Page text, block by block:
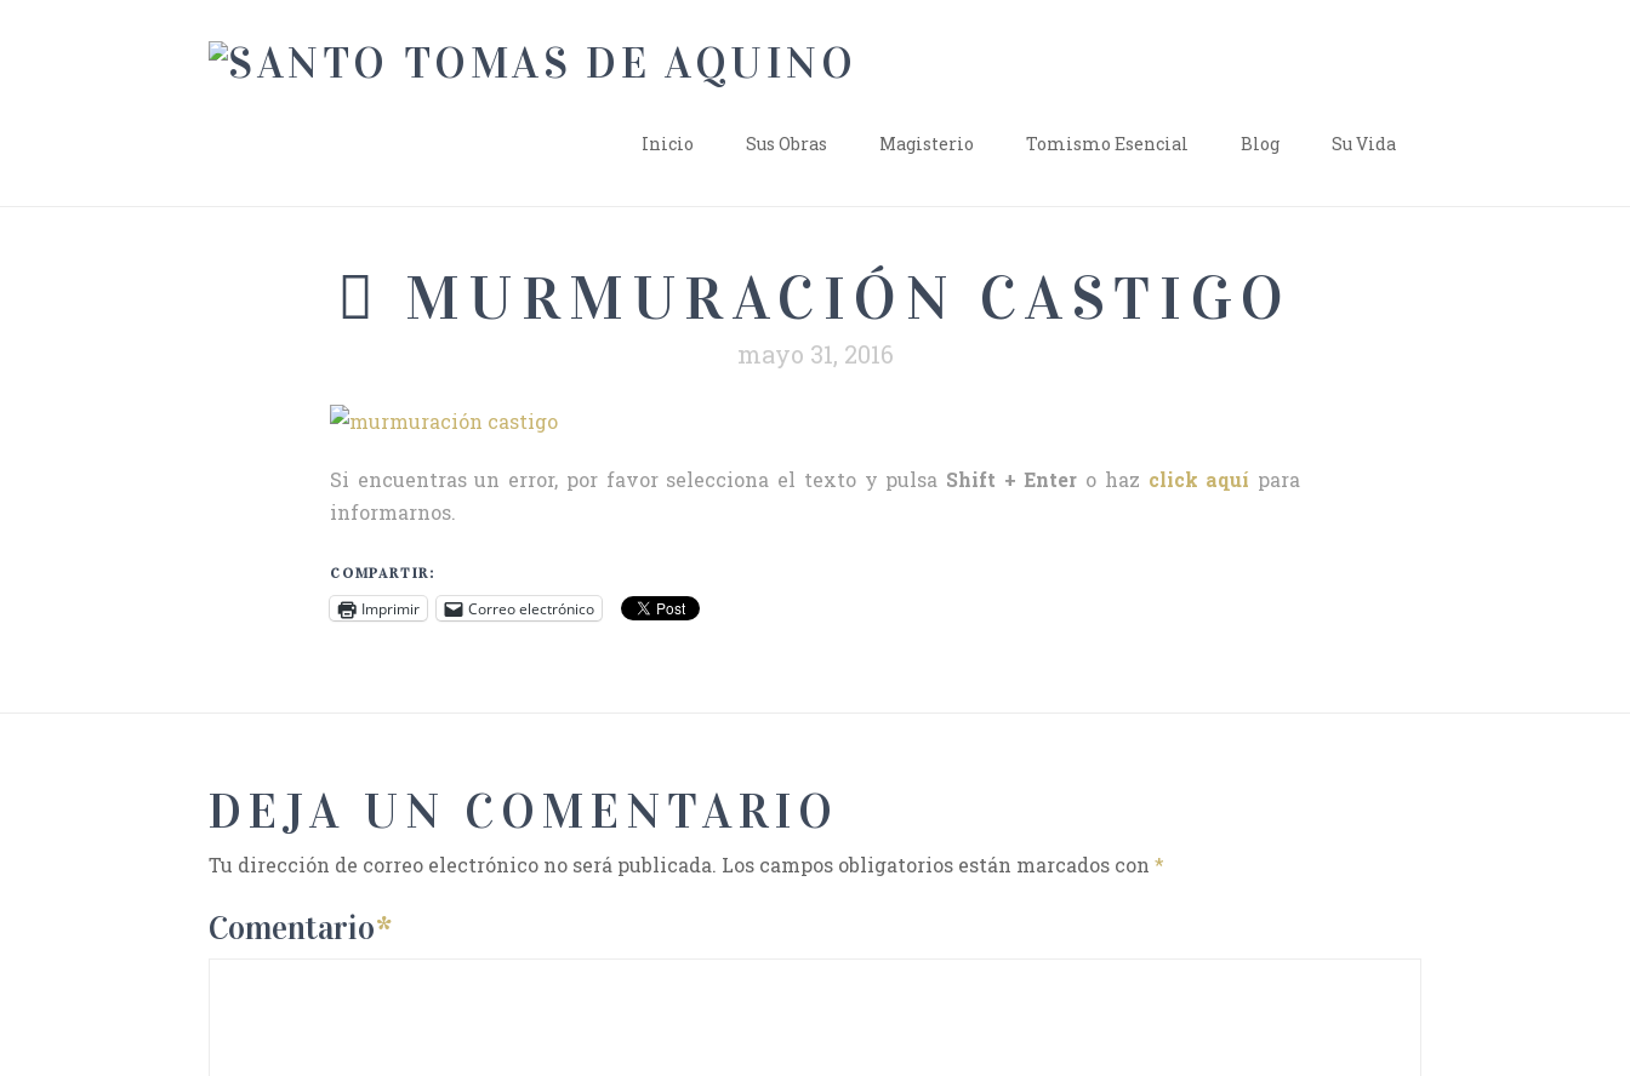
Inicio Sus Obras Magisterio Tomismo Esencial Blog Su Vida
MURMURACIÓN CASTIGO
mayo 31, 2016
Si encuentras un error, por favor selecciona el texto y pulsa Shift + Enter o haz click aquí para
informarnos.
COMPARTIR:
Imprimir Correo electrónico
DEJA UN COMENTARIO
Tu dirección de correo electrónico no será publicada. Los campos obligatorios están marcados con *
Comentario*